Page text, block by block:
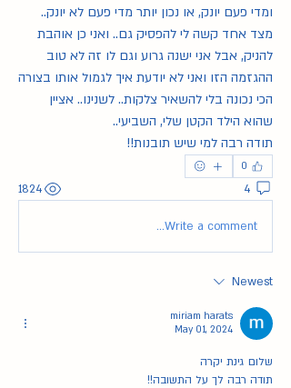
ומדי פעם יונק, או נכון יותר מדי פעם לא יונק..
שהוא הילד הקטן שלי, השביעי..
תודה רבה למי שיש תובנות!!
0
4
1824
Write a comment...
Newest
miriam harats
May 01, 2024
שלום גינת יקרה
תודה רבה לך על התשובה!!